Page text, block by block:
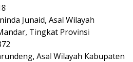
Junaid, Asal Wilayah
Tingkat Provinsi
Asal Wilayah Kabupaten